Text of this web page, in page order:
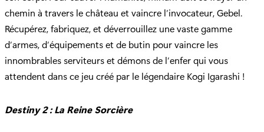
chemin à travers le château et vaincre l’invocateur, Gebel.
Récupérez, fabriquez, et déverrouillez une vaste gamme
d’armes, d’équipements et de butin pour vaincre les
innombrables serviteurs et démons de l’enfer qui vous
attendent dans ce jeu créé par le légendaire Kogi Igarashi !
Destiny 2 : La Reine Sorcière